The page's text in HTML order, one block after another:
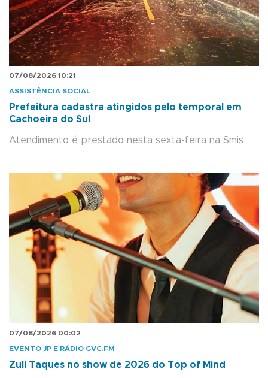
07/08/2026 10:21
ASSISTÊNCIA SOCIAL
Prefeitura cadastra atingidos pelo temporal em
Cachoeira do Sul
Atendimento é prestado nesta sexta-feira na Smis
07/08/2026 00:02
EVENTO JP E RÁDIO GVC.FM
Zuli Taques no show de 2026 do Top of Mind